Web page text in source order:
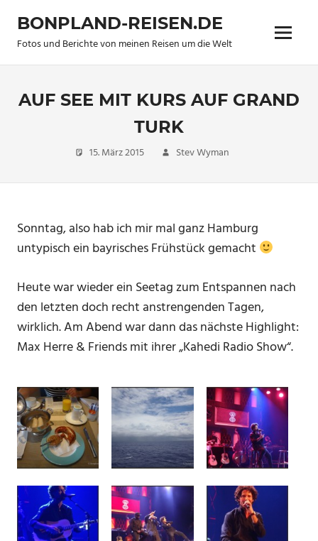
Inhalt
springen
BONPLAND-REISEN.DE
Fotos und Berichte von meinen Reisen um die Welt Menü
AUF SEE MIT KURS AUF GRAND
TURK
15. März 2015 Stev Wyman
Sonntag, also hab ich mir mal ganz Hamburg
untypisch ein bayrisches Frühstück gemacht
Heute war wieder ein Seetag zum Entspannen nach
den letzten doch recht anstrengenden Tagen,
wirklich. Am Abend war dann das nächste Highlight:
Max Herre & Friends mit ihrer „Kahedi Radio Show“.